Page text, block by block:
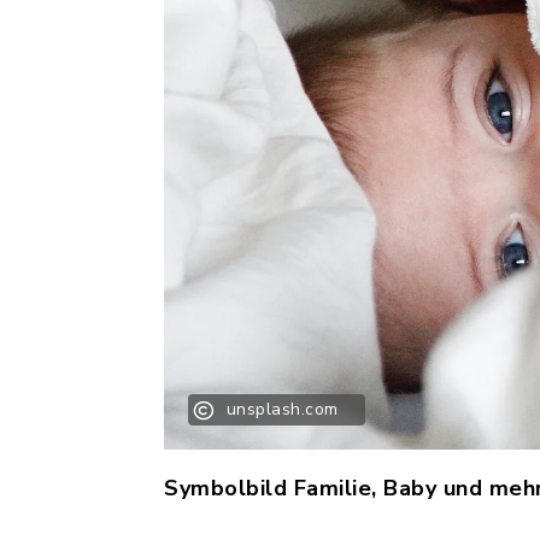
unsplash.com
Symbolbild Familie, Baby und